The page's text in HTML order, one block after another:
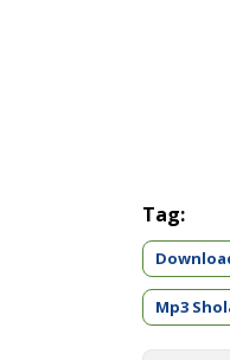
Tag:
Mp3